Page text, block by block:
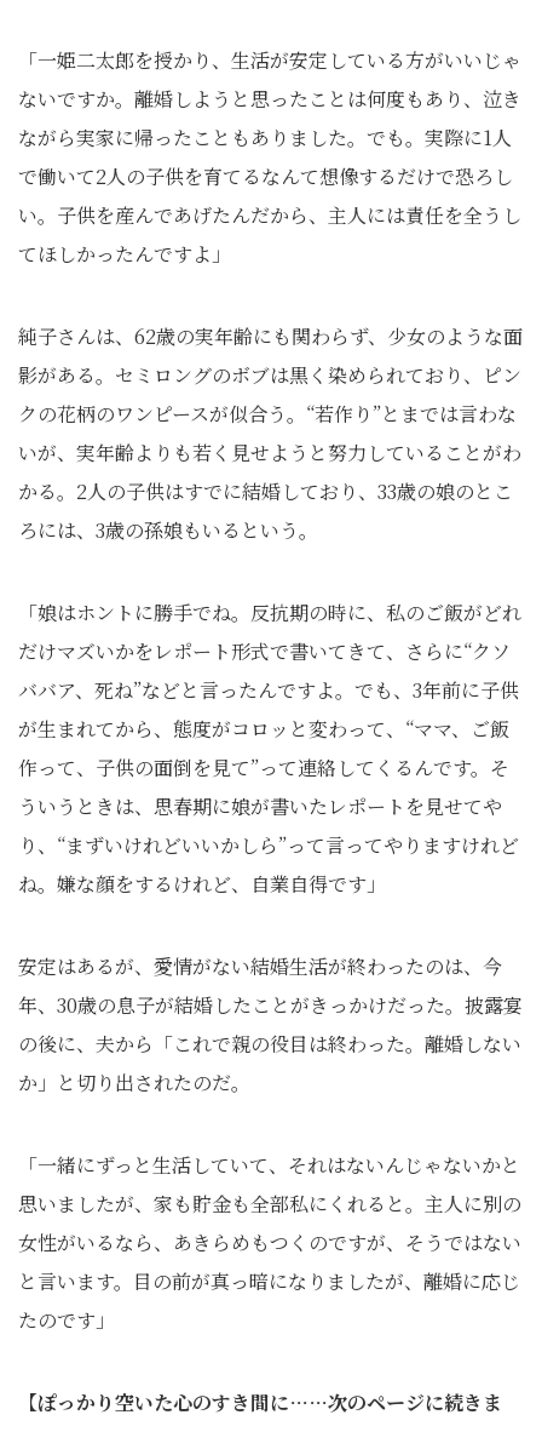
「一姫二太郎を授かり、生活が安定している方がいいじゃ
ないですか。離婚しようと思ったことは何度もあり、泣き
ながら実家に帰ったこともありました。でも。実際に1人
で働いて2人の子供を育てるなんて想像するだけで恐ろし
い。子供を産んであげたんだから、主人には責任を全うし
てほしかったんですよ」
純子さんは、62歳の実年齢にも関わらず、少女のような面
影がある。セミロングのボブは黒く染められており、ピン
クの花柄のワンピースが似合う。“若作り”とまでは言わな
いが、実年齢よりも若く見せようと努力していることがわ
かる。2人の子供はすでに結婚しており、33歳の娘のとこ
ろには、3歳の孫娘もいるという。
「娘はホントに勝手でね。反抗期の時に、私のご飯がどれ
だけマズいかをレポート形式で書いてきて、さらに“クソ
ババア、死ね”などと言ったんですよ。でも、3年前に子供
が生まれてから、態度がコロッと変わって、“ママ、ご飯
作って、子供の面倒を見て”って連絡してくるんです。そ
ういうときは、思春期に娘が書いたレポートを見せてや
り、“まずいけれどいいかしら”って言ってやりますけれど
ね。嫌な顔をするけれど、自業自得です」
安定はあるが、愛情がない結婚生活が終わったのは、今
年、30歳の息子が結婚したことがきっかけだった。披露宴
の後に、夫から「これで親の役目は終わった。離婚しない
か」と切り出されたのだ。
「一緒にずっと生活していて、それはないんじゃないかと
思いましたが、家も貯金も全部私にくれると。主人に別の
女性がいるなら、あきらめもつくのですが、そうではない
と言います。目の前が真っ暗になりましたが、離婚に応じ
たのです」
【ぽっかり空いた心のすき間に……次のページに続きま